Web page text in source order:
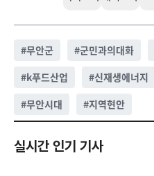
#무안군 #군민과의대화
#k푸드산업 #신재생에너지
#무안시대 #지역현안
실시간 인기 기사